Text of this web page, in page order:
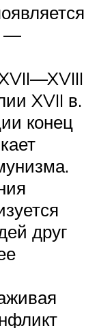
—
XVII в.
конец
друг